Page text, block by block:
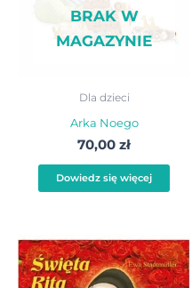
BRAK W
MAGAZYNIE
Dla dzieci
Arka Noego
70,00 zł
Dowiedz się więcej